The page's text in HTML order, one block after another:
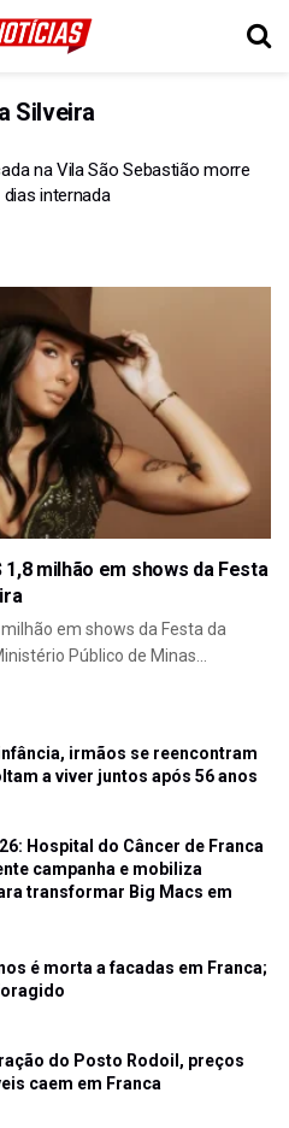
Silveira
na Vila São Sebastião morre
internada
milhão em shows da Festa
em shows da Festa da
Público de Minas...
irmãos se reencontram
a viver juntos após 56 anos
Hospital do Câncer de Franca
campanha e mobiliza
transformar Big Macs em
é morta a facadas em Franca;
do Posto Rodoil, preços
caem em Franca